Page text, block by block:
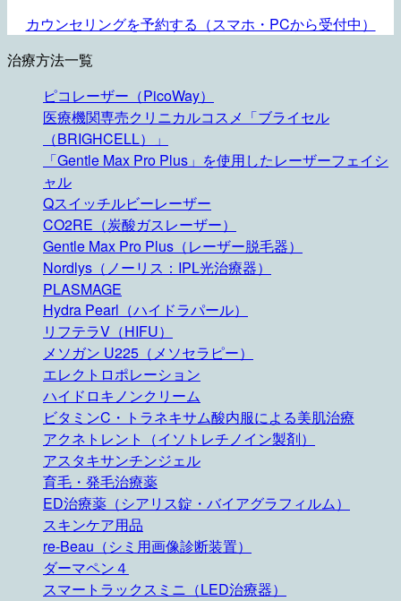
カウンセリングを予約する（スマホ・PCから受付中）
治療方法一覧
ピコレーザー（PicoWay）
医療機関専売クリニカルコスメ「ブライセル
（BRIGHCELL）」
「Gentle Max Pro Plus」を使用したレーザーフェイシ
ャル
Qスイッチルビーレーザー
CO2RE（炭酸ガスレーザー）
Gentle Max Pro Plus（レーザー脱毛器）
Nordlys（ノーリス：IPL光治療器）
PLASMAGE
Hydra Pearl（ハイドラパール）
リフテラV（HIFU）
メソガン U225（メソセラピー）
エレクトロポレーション
ハイドロキノンクリーム
ビタミンC・トラネキサム酸内服による美肌治療
アクネトレント（イソトレチノイン製剤）
アスタキサンチンジェル
育毛・発毛治療薬
ED治療薬（シアリス錠・バイアグラフィルム）
スキンケア用品
re-Beau（シミ用画像診断装置）
ダーマペン４
スマートラックスミニ（LED治療器）